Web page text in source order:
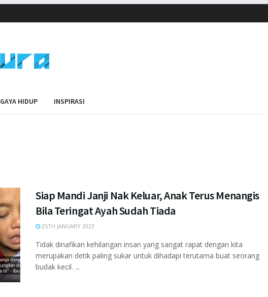
GAYA HIDUP INSPIRASI
Siap Mandi Janji Nak Keluar, Anak Terus Menangis
Bila Teringat Ayah Sudah Tiada
25TH JANUARY 2023
Tidak dinafikan kehilangan insan yang sangat rapat dengan kita
merupakan detik paling sukar untuk dihadapi terutama buat seorang
budak kecil. ...